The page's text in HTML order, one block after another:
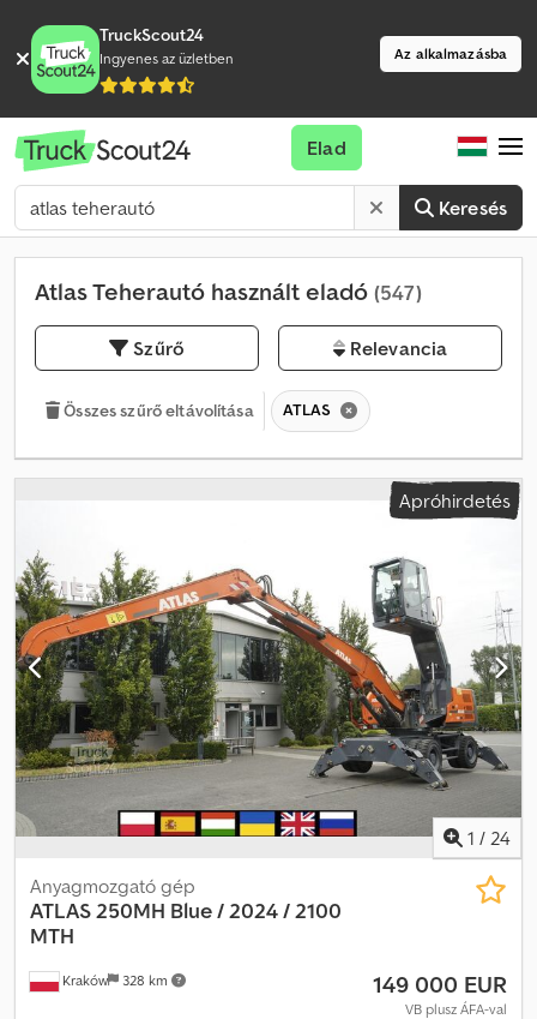
TruckScout24
Ingyenes az üzletben Az alkalmazásba
Keresés
Elad
Atlas Teherautó használt eladó (547)
Szűrő Relevancia
Összes szűrő eltávolítása ATLAS
Apróhirdetés
1 / 24
Kraków 328 km
Anyagmozgató gép
ATLAS250MH Blue / 2024 / 2100
MTH
149 000 EUR
VB plusz ÁFA-val